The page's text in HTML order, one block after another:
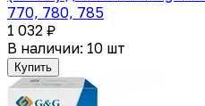
770, 780, 785
1 032 ₽
В наличии: 10 шт
Купить